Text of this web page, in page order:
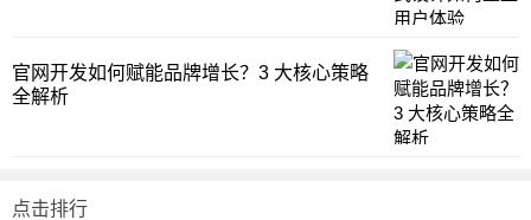
官网开发如何赋能品牌增长？3 大核心策略
全解析
点击排行